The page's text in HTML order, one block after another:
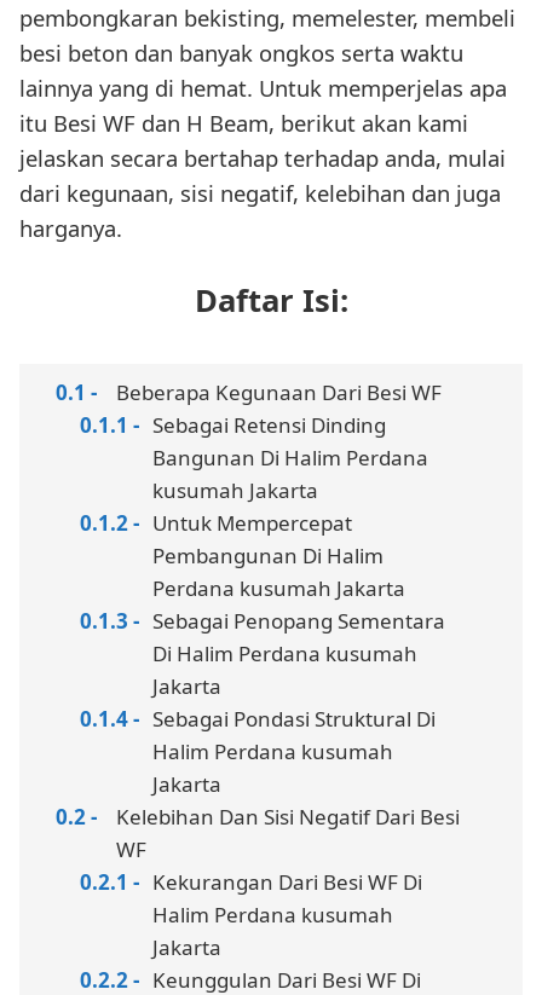
pembongkaran bekisting, memelester, membeli
besi beton dan banyak ongkos serta waktu
lainnya yang di hemat. Untuk memperjelas apa
itu Besi WF dan H Beam, berikut akan kami
jelaskan secara bertahap terhadap anda, mulai
dari kegunaan, sisi negatif, kelebihan dan juga
harganya.
Daftar Isi:
Beberapa Kegunaan Dari Besi WF
Sebagai Retensi Dinding
Bangunan Di Halim Perdana
kusumah Jakarta
Untuk Mempercepat
Pembangunan Di Halim
Perdana kusumah Jakarta
Sebagai Penopang Sementara
Di Halim Perdana kusumah
Jakarta
Sebagai Pondasi Struktural Di
Halim Perdana kusumah
Jakarta
Kelebihan Dan Sisi Negatif Dari Besi
WF
Kekurangan Dari Besi WF Di
Halim Perdana kusumah
Jakarta
Keunggulan Dari Besi WF Di